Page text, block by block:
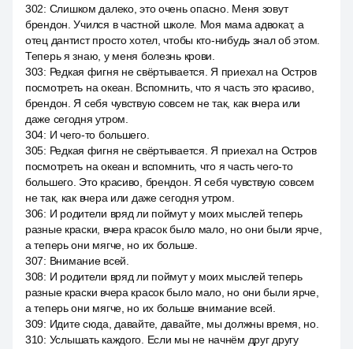
302: Слишком далеко, это очень опасно. Меня зовут
брендон. Учился в частной школе. Моя мама адвокат, а
отец дантист просто хотел, чтобы кто-нибудь знал об этом.
Теперь я знаю, у меня болезнь крови.
303: Редкая фигня не свёртывается. Я приехал на Остров
посмотреть на океан. Вспомнить, что я часть это красиво,
брендон. Я себя чувствую совсем не так, как вчера или
даже сегодня утром.
304: И чего-то большего.
305: Редкая фигня не свёртывается. Я приехал на Остров
посмотреть на океан и вспомнить, что я часть чего-то
большего. Это красиво, брендон. Я себя чувствую совсем
не так, как вчера или даже сегодня утром.
306: И родители вряд ли поймут у моих мыслей теперь
разные краски, вчера красок было мало, но они были ярче,
а теперь они мягче, но их больше.
307: Внимание всей.
308: И родители вряд ли поймут у моих мыслей теперь
разные краски вчера красок было мало, но они были ярче,
а теперь они мягче, но их больше внимание всей.
309: Идите сюда, давайте, давайте, мы должны время, но.
310: Услышать каждого. Если мы не начнём друг другу